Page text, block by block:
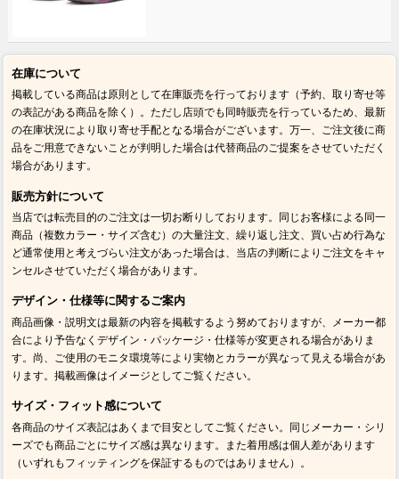
在庫について
掲載している商品は原則として在庫販売を行っております（予約、取り寄せ等
の表記がある商品を除く）。ただし店頭でも同時販売を行っているため、最新
の在庫状況により取り寄せ手配となる場合がございます。万一、ご注文後に商
品をご用意できないことが判明した場合は代替商品のご提案をさせていただく
場合があります。
販売方針について
当店では転売目的のご注文は一切お断りしております。同じお客様による同一
商品（複数カラー・サイズ含む）の大量注文、繰り返し注文、買い占め行為な
ど通常使用と考えづらい注文があった場合は、当店の判断によりご注文をキャ
ンセルさせていただく場合があります。
デザイン・仕様等に関するご案内
商品画像・説明文は最新の内容を掲載するよう努めておりますが、メーカー都
合により予告なくデザイン・パッケージ・仕様等が変更される場合がありま
す。尚、ご使用のモニタ環境等により実物とカラーが異なって見える場合があ
ります。掲載画像はイメージとしてご覧ください。
サイズ・フィット感について
各商品のサイズ表記はあくまで目安としてご覧ください。同じメーカー・シリ
ーズでも商品ごとにサイズ感は異なります。また着用感は個人差があります
（いずれもフィッティングを保証するものではありません）。